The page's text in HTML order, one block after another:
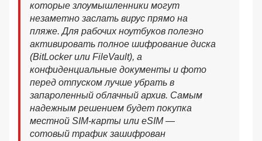
которые злоумышленники могут
незаметно заслать вирус прямо на
пляже. Для рабочих ноутбуков полезно
активировать полное шифрование диска
(BitLocker или FileVault), а
конфиденциальные документы и фото
перед отпуском лучше убрать в
запароленный облачный архив. Самым
надежным решением будет покупка
местной SIM-карты или eSIM —
сотовый трафик зашифрован